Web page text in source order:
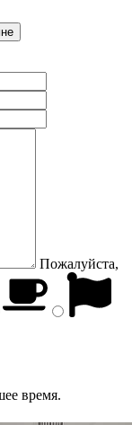
Пожалуйста,
время.